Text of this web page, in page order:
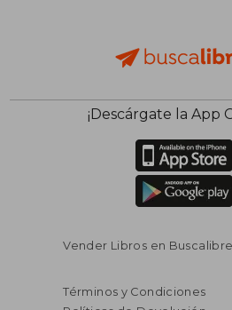
¡Descárgate la App
Vender Libros en Buscalibre
Términos y Condiciones